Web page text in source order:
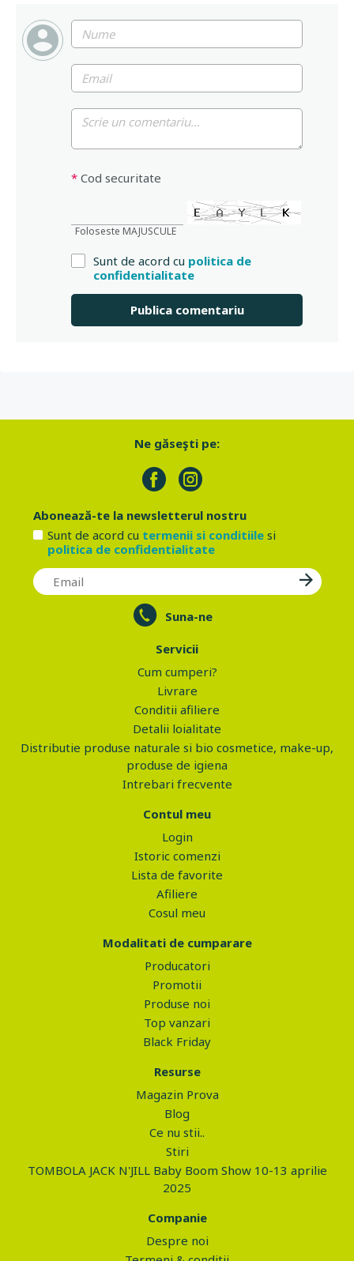
* Cod securitate
Foloseste MAJUSCULE
Sunt de acord cu politica de
confidentialitate
Ne găseşti pe:
Abonează-te la newsletterul nostru
Sunt de acord cu termenii si conditiilesi
politica de confidentialitate
Suna-ne
Servicii
Cum cumperi?
Livrare
Conditii afiliere
Detalii loialitate
Distributie produse naturale si bio cosmetice, make-up,
produse de igiena
Intrebari frecvente
Contul meu
Login
Istoric comenzi
Lista de favorite
Afiliere
Cosul meu
Modalitati de cumparare
Producatori
Promotii
Produse noi
Top vanzari
Black Friday
Resurse
Magazin Prova
Blog
Ce nu stii..
Stiri
TOMBOLA JACK N'JILL Baby Boom Show 10-13 aprilie
2025
Companie
Despre noi